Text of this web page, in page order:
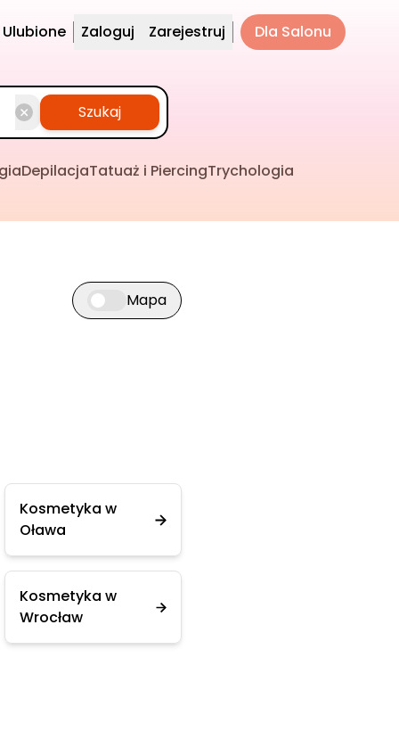
Ulubione Zaloguj Zarejestruj Dla Salonu
Szukaj
DepilacjaTatuaż i PiercingTrychologia
Przełącz widok mapy
Mapa
Kosmetyka w
Oława
Kosmetyka w
Wrocław